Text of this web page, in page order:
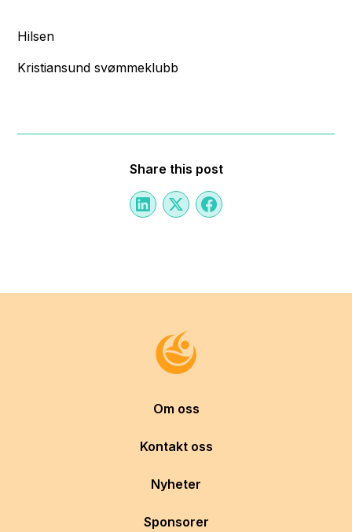
Hilsen
Kristiansund svømmeklubb
Share this post
Om oss
Kontakt oss
Nyheter
Sponsorer